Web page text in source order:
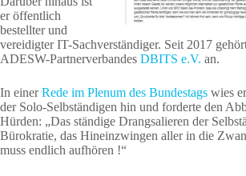
er öffentlich
bestellter und
vereidigter IT-Sachverständiger. Seit 2017
ADESW-Partnerverbandes DBITS e.V. an.
In einerRede im Plenum des Bundestags wies
der Solo-Selbständigen hin und forderte den
Hürden: „Das ständige Drangsalieren der
Bürokratie, das Hineinzwingen aller in die
muss endlich aufhören !“